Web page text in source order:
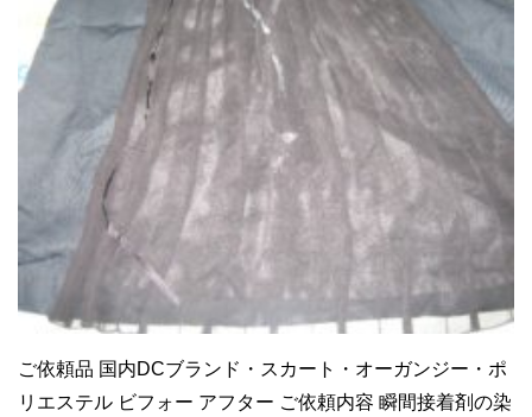
ご依頼品 国内DCブランド・スカート・オーガンジー・ポ
リエステル ビフォー アフター ご依頼内容 瞬間接着剤の染